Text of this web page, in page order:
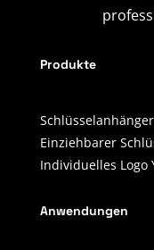
Produkte
Einziehbarer
Individuelles Logo
Anwendungen